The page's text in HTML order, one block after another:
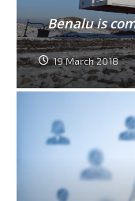
Benalu is
19 March 2018